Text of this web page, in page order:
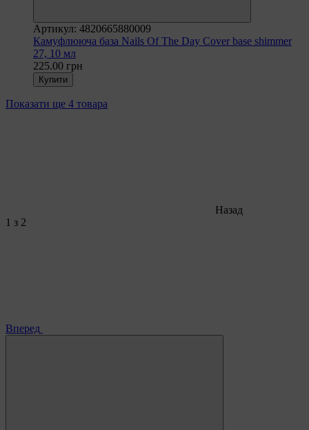
Артикул: 4820665880009
Камуфлююча база Nails Of The Day Cover base shimmer
27, 10 мл
225.00 грн
Купити
Показати ще 4 товара
Назад
1 з 2
Вперед